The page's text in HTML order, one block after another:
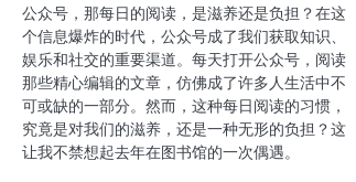
公众号，那每日的阅读，是滋养还是负担？在这
个信息爆炸的时代，公众号成了我们获取知识、
娱乐和社交的重要渠道。每天打开公众号，阅读
那些精心编辑的文章，仿佛成了许多人生活中不
可或缺的一部分。然而，这种每日阅读的习惯，
究竟是对我们的滋养，还是一种无形的负担？这
让我不禁想起去年在图书馆的一次偶遇。